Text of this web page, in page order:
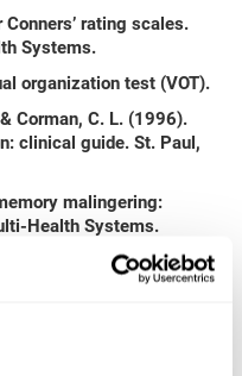
rating scales.
Systems.
organization test (VOT).
Corman, C. L. (1996).
clinical guide. St. Paul,
malingering:
Health Systems.
memory scale for
Interdisciplinary
of planning.